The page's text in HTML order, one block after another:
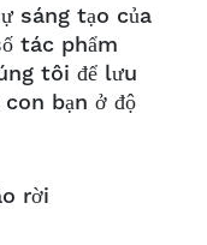
sáng tạo của
tác phẩm
tôi để lưu
bạn ở độ
rời